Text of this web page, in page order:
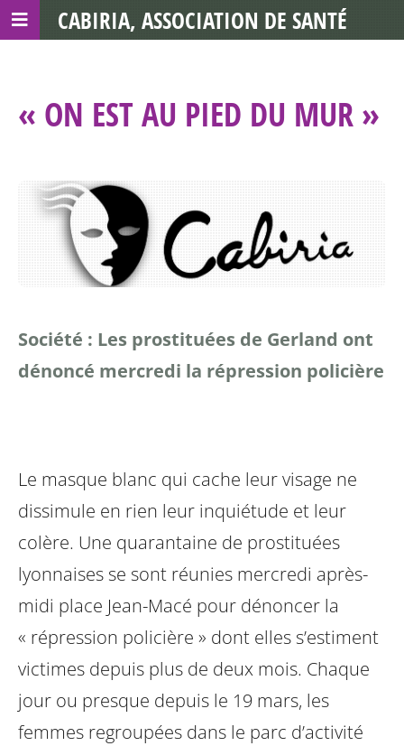
« ON EST AU PIED DU MUR »
Société : Les prostituées de Gerland ont
dénoncé mercredi la répression policière
Le masque blanc qui cache leur visage ne
dissimule en rien leur inquiétude et leur
colère. Une quarantaine de prostituées
lyonnaises se sont réunies mercredi après-
midi place Jean-Macé pour dénoncer la
« répression policière » dont elles s’estiment
victimes depuis plus de deux mois. Chaque
jour ou presque depuis le 19 mars, les
femmes regroupées dans le parc d’activité
CABIRIA, ASSOCIATION DE SANTÉ